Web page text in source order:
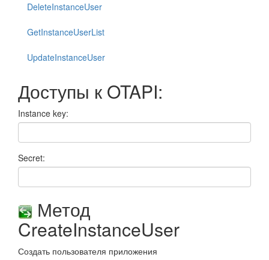
DeleteInstanceUser
GetInstanceUserList
UpdateInstanceUser
Доступы к OTAPI:
Instance key:
Secret:
Метод
CreateInstanceUser
Создать пользователя приложения